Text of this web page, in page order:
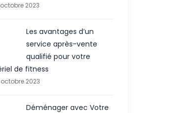
2023
Les avantages d’un
service après-vente
qualifié pour votre
de fitness
2023
Déménager avec Votre